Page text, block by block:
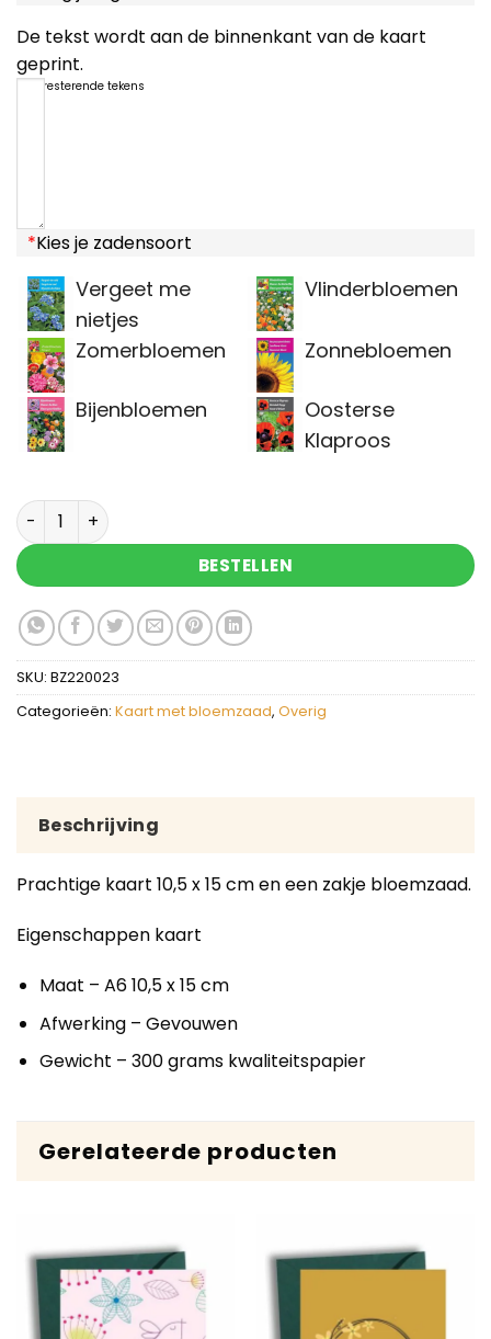
De tekst wordt aan de binnenkant van de kaart
geprint.
resterende tekens
*Kies je zadensoort
Vergeet me
nietjes
Vlinderbloemen
Zomerbloemen Zonnebloemen
Bijenbloemen
Oosterse
Klaproos
Happy new home bloemzaden aantal
BESTELLEN
SKU: BZ220023
Categorieën: Kaart met bloemzaad, Overig
Beschrijving
Prachtige kaart 10,5 x 15 cm en een zakje bloemzaad.
Eigenschappen kaart
Maat – A6 10,5 x 15 cm
Afwerking – Gevouwen
Gewicht – 300 grams kwaliteitspapier
Gerelateerde producten